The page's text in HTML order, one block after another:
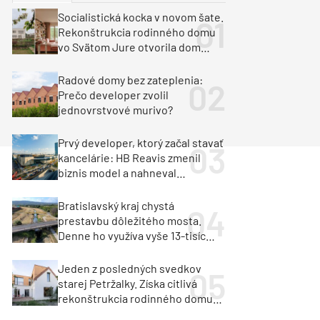
Klimatizácia a vetranie
Milan Murcka
Socialistická kocka v novom šate.
Rekonštrukcia rodinného domu
vo Svätom Jure otvorila dom
Radové domy bez zateplenia:
Prečo developer zvolil
jednovrstvové murivo?
Prvý developer, ktorý začal stavať
kancelárie: HB Reavis zmenil
biznis model a nahneval
Bratislavský kraj chystá
prestavbu dôležitého mosta.
Denne ho využíva vyše 13-tisíc
Jeden z posledných svedkov
starej Petržalky. Získa citlivá
rekonštrukcia rodinného domu